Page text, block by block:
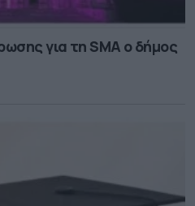
για τη SMA ο δήμος